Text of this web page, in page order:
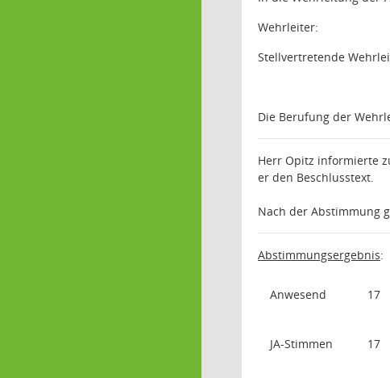
Wehrleiter:
Stellvertretende
Die Berufung der
Herr Opitz informierte
er den Beschlusstext.
Nach der Abstimmung
Abstimmungsergebnis:
Anwesend 17
JA-Stimmen 17